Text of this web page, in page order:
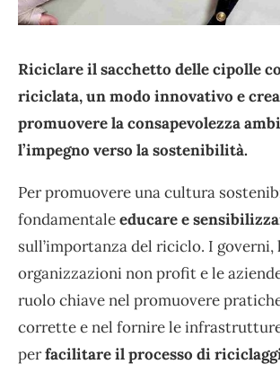
Riciclare il sacchetto delle cipolle
riciclata, un modo innovativo e
promuovere la consapevolezza
l’impegno verso la sostenibilità.
Per promuovere una cultura
fondamentaleeducare e
sull’importanza del riciclo. I governi,
organizzazioni non profit e le
ruolo chiave nel promuovere
corrette e nel fornire le
perfacilitare il processo di